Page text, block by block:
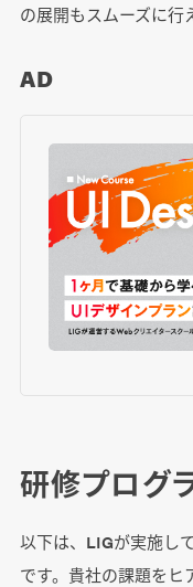
の展開もスムーズに行
AD
研修プログ
以下は、LIGが実施し
です。貴社の課題をヒ